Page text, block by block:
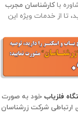
باکارشناسان مجرب
تا از خدمات ویژه این
فلزیاب خود به صورت
ارتباطی شرکت زرشناسان